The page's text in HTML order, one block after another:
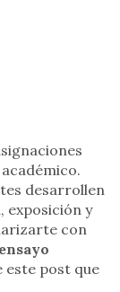
desarrollen
exposición y
con
ensayo
este post que